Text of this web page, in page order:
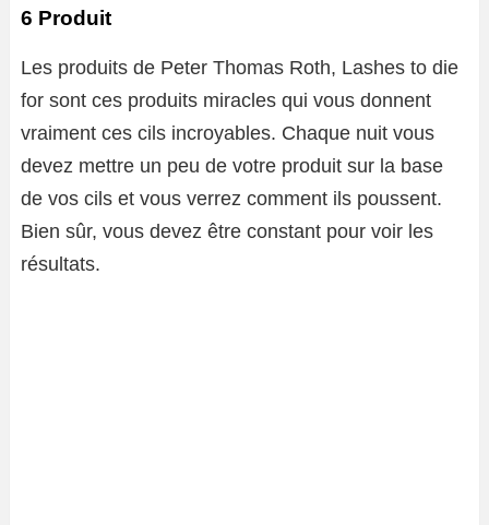
6 Produit
Les produits de Peter Thomas Roth, Lashes to die
for sont ces produits miracles qui vous donnent
vraiment ces cils incroyables. Chaque nuit vous
devez mettre un peu de votre produit sur la base
de vos cils et vous verrez comment ils poussent.
Bien sûr, vous devez être constant pour voir les
résultats.